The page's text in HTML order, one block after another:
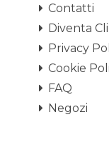
Contatti
Diventa
Privacy
Cookie
FAQ
Negozi